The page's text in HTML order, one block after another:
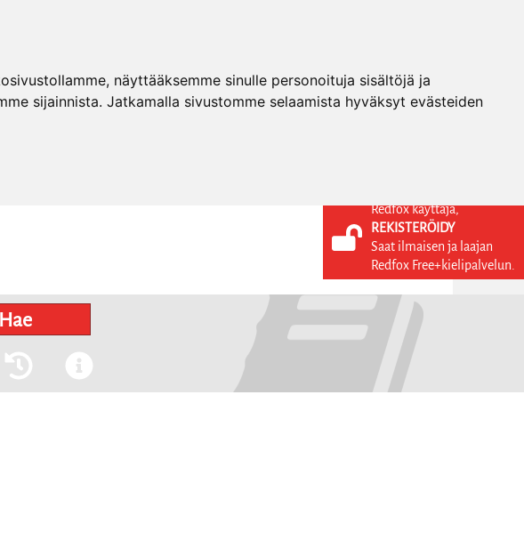
näyttääksemme sinulle personoituja sisältöjä ja
sijainnista. Jatkamalla sivustomme selaamista hyväksyt evästeiden
KIRJAUDU SISÄÄN
REKISTERÖIDY
Hae
Redfox käyttäjä,
REKISTERÖIDY
Saat ilmaisen ja laajan
Redfox Free+kielipalvelun.